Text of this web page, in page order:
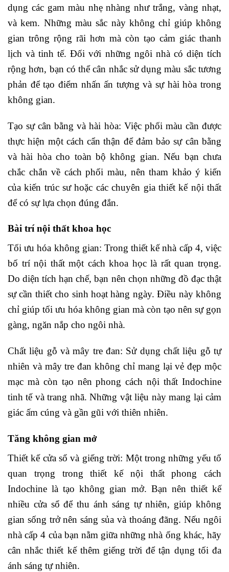
dụng các gam màu nhẹ nhàng như trắng, vàng nhạt,
và kem. Những màu sắc này không chỉ giúp không
gian trông rộng rãi hơn mà còn tạo cảm giác thanh
lịch và tinh tế. Đối với những ngôi nhà có diện tích
rộng hơn, bạn có thể cân nhắc sử dụng màu sắc tương
phản để tạo điểm nhấn ấn tượng và sự hài hòa trong
không gian.
Tạo sự cân bằng và hài hòa: Việc phối màu cần được
thực hiện một cách cẩn thận để đảm bảo sự cân bằng
và hài hòa cho toàn bộ không gian. Nếu bạn chưa
chắc chắn về cách phối màu, nên tham khảo ý kiến
của kiến trúc sư hoặc các chuyên gia thiết kế nội thất
để có sự lựa chọn đúng đắn.
Bài trí nội thất khoa học
Tối ưu hóa không gian: Trong thiết kế nhà cấp 4, việc
bố trí nội thất một cách khoa học là rất quan trọng.
Do diện tích hạn chế, bạn nên chọn những đồ đạc thật
sự cần thiết cho sinh hoạt hàng ngày. Điều này không
chỉ giúp tối ưu hóa không gian mà còn tạo nên sự gọn
gàng, ngăn nắp cho ngôi nhà.
Chất liệu gỗ và mây tre đan: Sử dụng chất liệu gỗ tự
nhiên và mây tre đan không chỉ mang lại vẻ đẹp mộc
mạc mà còn tạo nên phong cách nội thất Indochine
tinh tế và trang nhã. Những vật liệu này mang lại cảm
giác ấm cúng và gần gũi với thiên nhiên.
Tăng không gian mở
Thiết kế cửa sổ và giếng trời: Một trong những yếu tố
quan trọng trong thiết kế nội thất phong cách
Indochine là tạo không gian mở. Bạn nên thiết kế
nhiều cửa sổ để thu ánh sáng tự nhiên, giúp không
gian sống trở nên sáng sủa và thoáng đãng. Nếu ngôi
nhà cấp 4 của bạn nằm giữa những nhà ống khác, hãy
cân nhắc thiết kế thêm giếng trời để tận dụng tối đa
ánh sáng tự nhiên.